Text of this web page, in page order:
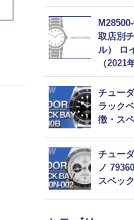
取店別
ル） ロ
（2021
チュー
ラック
徴・ス
チュー
ノ
スペッ